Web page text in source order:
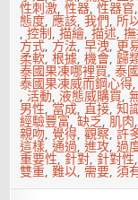
性刺激,性器,性器官
態度,應該,我們,所
,控制,描繪,描述,
方式, 方法,早洩, 更
柔軟,根據,機會,歸
泰國果凍哪裡買,泰
泰國果凍威而鋼心得
,活動,液態威購買,
男性, 當成,直接,知
經驗豐富,缺乏,肌肉,
親吻, 覺得,觀察,許
這樣,通過,進攻,過
重要性, 針對, 針對性,
雙重,難以, 需要,須